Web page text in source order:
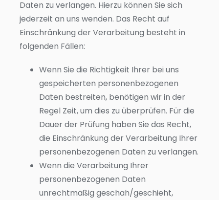
Daten zu verlangen. Hierzu können Sie sich
jederzeit an uns wenden. Das Recht auf
Einschränkung der Verarbeitung besteht in
folgenden Fällen:
Wenn Sie die Richtigkeit Ihrer bei uns
gespeicherten personenbezogenen
Daten bestreiten, benötigen wir in der
Regel Zeit, um dies zu überprüfen. Für die
Dauer der Prüfung haben Sie das Recht,
die Einschränkung der Verarbeitung Ihrer
personenbezogenen Daten zu verlangen.
Wenn die Verarbeitung Ihrer
personenbezogenen Daten
unrechtmäßig geschah/geschieht,